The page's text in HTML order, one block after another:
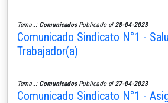
Tema..: ComunicadosPublicado el 28-04-2023
Comunicado Sindicato N°1 -
Trabajador(a)
Tema..: ComunicadosPublicado el 27-04-2023
Comunicado Sindicato N°1 -